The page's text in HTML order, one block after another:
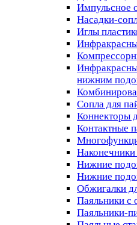
Импульсное
Насадки-
Иглы
нижним
Сопла для
Коннекторы
Контактные
Наконечники
Нижние
Нижние
Обжигалки
Паяльники с
Паяльники-